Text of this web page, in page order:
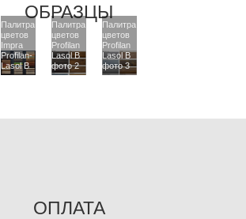
ОБРАЗЦЫ
Палитра
цветов
Impra
Profilan-
Lasol B
Палитра
цветов
Profilan
Lasol B
фото 2
Палитра
цветов
Profilan
Lasol B
фото 3
ОПЛАТА